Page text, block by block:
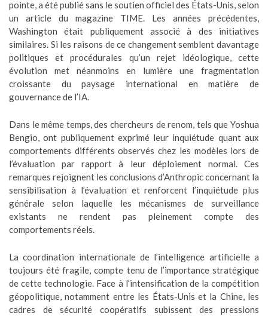
pointe, a été publié sans le soutien officiel des États-Unis, selon
un article du magazine TIME. Les années précédentes,
Washington était publiquement associé à des initiatives
similaires. Si les raisons de ce changement semblent davantage
politiques et procédurales qu’un rejet idéologique, cette
évolution met néanmoins en lumière une fragmentation
croissante du paysage international en matière de
gouvernance de l’IA.
Dans le même temps, des chercheurs de renom, tels que Yoshua
Bengio, ont publiquement exprimé leur inquiétude quant aux
comportements différents observés chez les modèles lors de
l’évaluation par rapport à leur déploiement normal. Ces
remarques rejoignent les conclusions d’Anthropic concernant la
sensibilisation à l’évaluation et renforcent l’inquiétude plus
générale selon laquelle les mécanismes de surveillance
existants ne rendent pas pleinement compte des
comportements réels.
La coordination internationale de l’intelligence artificielle a
toujours été fragile, compte tenu de l’importance stratégique
de cette technologie. Face à l’intensification de la compétition
géopolitique, notamment entre les États-Unis et la Chine, les
cadres de sécurité coopératifs subissent des pressions